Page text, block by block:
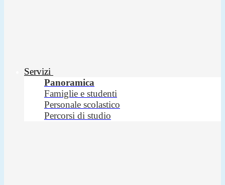
Servizi
Panoramica
Famiglie e studenti
Personale scolastico
Percorsi di studio